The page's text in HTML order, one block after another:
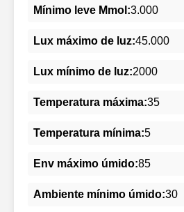
Mínimo leve Mmol:3.000
Lux máximo de luz:45.000
Lux mínimo de luz:2000
Temperatura máxima:35
Temperatura mínima:5
Env máximo úmido:85
Ambiente mínimo úmido:30